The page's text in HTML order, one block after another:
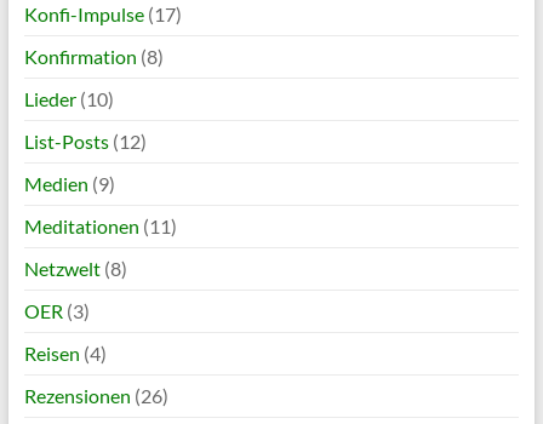
Konfi-Impulse(17)
Konfirmation (8)
Lieder(10)
List-Posts(12)
Medien (9)
Meditationen (11)
Netzwelt(8)
OER (3)
Reisen (4)
Rezensionen (26)